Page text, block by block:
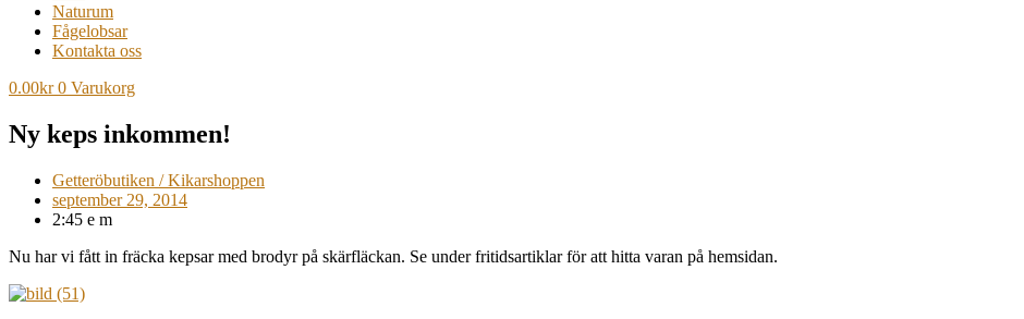
Naturum
Fågelobsar
Kontakta oss
0.00kr 0 Varukorg
Ny keps inkommen!
Getteröbutiken / Kikarshoppen
september 29, 2014
2:45 e m
Nu har vi fått in fräcka kepsar med brodyr på skärfläckan. Se under fritidsartiklar för att hitta varan på hemsidan.